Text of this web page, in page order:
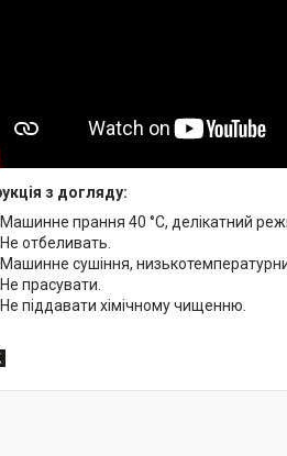
з догляду:
Машинне прання 40 °C, делікатний
Не отбеливать.
Машинне сушіння,
Не прасувати.
Не піддавати хімічному чищенню.